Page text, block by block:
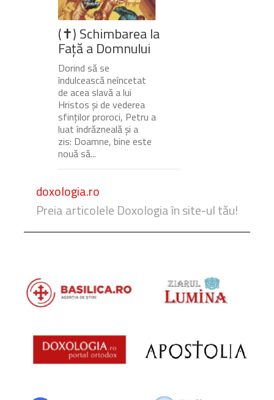
(✝) Schimbarea la
Față a Domnului
Dorind să se
îndulcească neîncetat
de acea slavă a lui
Hristos și de vederea
sfinților proroci, Petru a
luat îndrăzneală și a
zis: Doamne, bine este
nouă să...
doxologia.ro
Preia articolele Doxologia în site-ul tău!